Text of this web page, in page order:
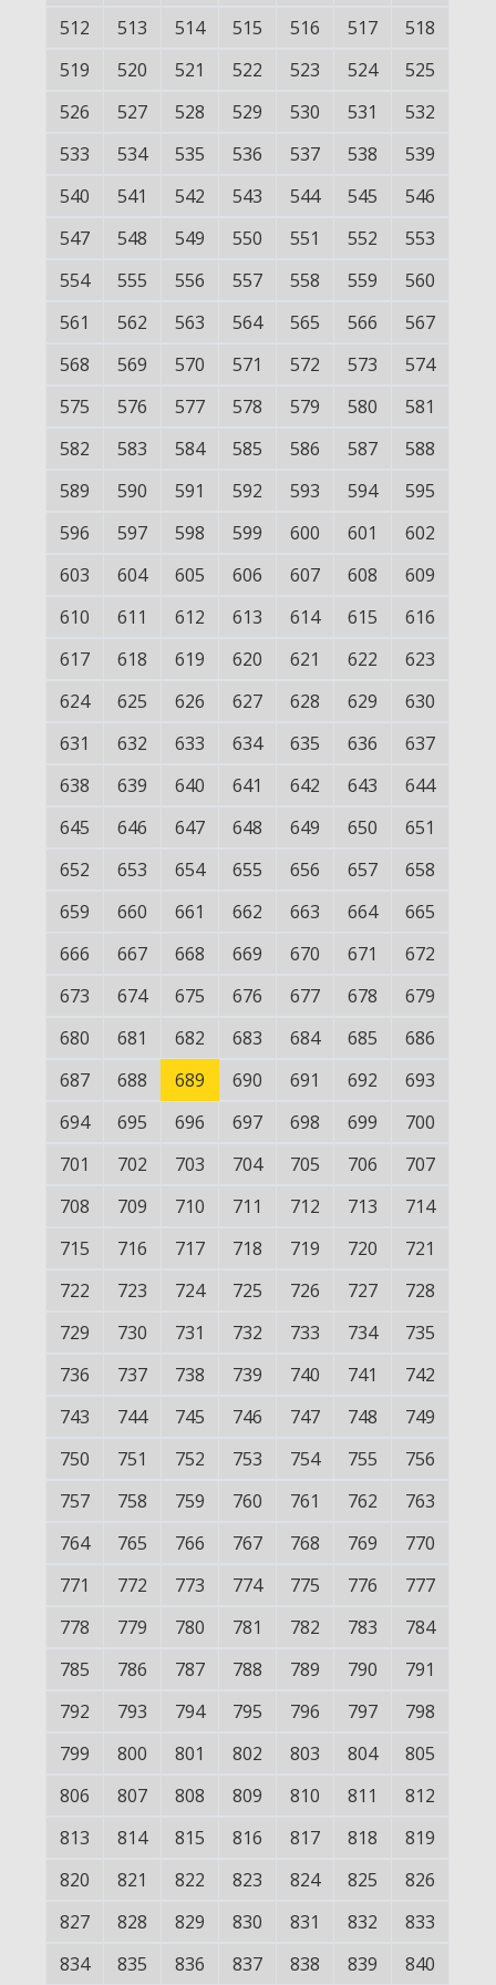
512 513 514 515 516 517
518
519
520 521 522 523 524
525
526
527 528 529 530 531
532
533
534 535 536 537 538
539
540
541 542 543 544 545
546
547
548 549 550 551 552
553
554
555 556 557 558 559
560
561
562 563 564 565 566
567
568
569 570 571 572 573
574
575
576 577 578 579 580
581
582
583 584 585 586 587
588
589
590 591 592 593 594
595
596
597 598 599 600 601
602
603
604 605 606 607 608
609
610
611 612 613 614 615
616
617
618 619 620 621 622
623
624
625 626 627 628 629
630
631
632 633 634 635 636
637
638
639 640 641 642 643
644
645
646 647 648 649 650
651
652
653 654 655 656 657
658
659
660 661 662 663 664
665
666
667 668 669 670 671
672
673
674 675 676 677 678
679
680
681 682 683 684 685
686
687
688 689 690 691 692
693
694
695 696 697 698 699
700
701
702 703 704 705 706
707
708
709 710 711 712 713
714
715
716 717 718 719 720
721
722
723 724 725 726 727
728
729
730 731 732 733 734
735
736
737 738 739 740 741
742
743
744 745 746 747 748
749
750
751 752 753 754 755
756
757
758 759 760 761 762
763
764
765 766 767 768 769
770
771
772 773 774 775 776
777
778
779 780 781 782 783
784
785
786 787 788 789 790
791
792
793 794 795 796 797
798
799
800 801 802 803 804
805
806
807 808 809 810 811
812
813
814 815 816 817 818
819
820
821 822 823 824 825
826
827
828 829 830 831 832
833
834
835 836 837 838 839 840